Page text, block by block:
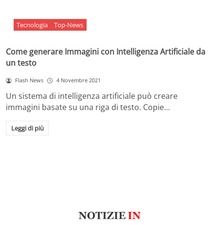
Tecnologia Top-News
Come generare Immagini con Intelligenza Artificiale da
un testo
Flash News 4 Novembre 2021
Un sistema di intelligenza artificiale può creare
immagini basate su una riga di testo. Copie…
Leggi di più